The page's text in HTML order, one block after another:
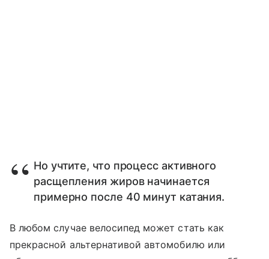
Но учтите, что процесс активного
расщепления жиров начинается
примерно после 40 минут катания.
В любом случае велосипед может стать как
прекрасной альтернативой автомобилю или